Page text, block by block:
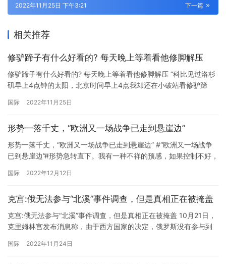
下一篇
2022年11月25日 下午3:21
相关推荐
修驴蹄子有什么好看的? 每天晚上等着看他修脚解压
修驴蹄子有什么好看的? 每天晚上等着看他修脚解压 “科比见过洛杉
矶早上4点钟的太阳，北京时间早上4点我却还在小破站看修驴蹄
量，网友们纷纷表示，修驴蹄子的视频为自己带来了巨大的解压
令网友感受到了压力的释放。午夜时分，是这些视频点击率最高的
时段…
国际 2022年11月25日
形势一落千丈，“欧洲又一场战争已走到悬崖边”
形势一落千丈，“欧洲又一场战争已走到悬崖边” #“欧洲又一场战争
已到悬崖边”#形势急转直下。我有一种不祥的预感，如果控制不好，
个地方，巴尔干半岛，科索沃。一个传统的火药桶又开始吱吱作响
说12月11日是他“作为总统最艰难的一天”。 为什么…
国际 2022年12月12日
克宫:俄无法参与“北溪”事件调查，但是真相正在被掩盖
克宫:俄无法参与“北溪”事件调查，但是真相正在被掩盖 10月21日，
克里姆林宫发布消息称，由于西方国家的决定，俄罗斯没有参与到
获取更多信息，俄罗斯被剥夺了参与调查的权利。克宫称，这项工
国际 2022年11月24日